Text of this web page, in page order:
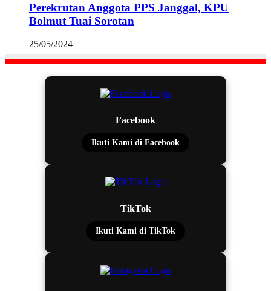
Perekrutan Anggota PPS Janggal, KPU
Bolmut Tuai Sorotan
25/05/2024
Facebook
Ikuti Kami di Facebook
TikTok
Ikuti Kami di TikTok